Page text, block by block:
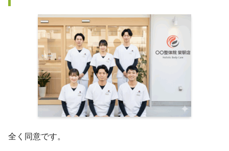
全く同意です。